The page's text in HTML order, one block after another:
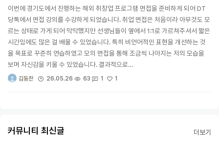
이번에 경기도에서 진행하는 해외 취창업 프로그램 면접을 준비하게 되어 DT
당톡에서 면접 강의를 수강하게 되었습니다. 취업 면접은 처음이라 아무것도 모
르는 상태로 가게 되어 막막했지만 선생님들이 옆에서 1:1로 가르쳐주셔서 짧은
시간임에도 많은 걸 배울 수 있었습니다. 특히 비언어적인 표현을 개선하는 것
을 목표로 꾸준히 연습하였고 모의 면접을 통해 조금씩 나아지는 저의 모습을
보며 자신감을 키울 수 있었습니다. 결과적으로…
김동찬 26.05.26 63 1 1
커뮤니티 최신글 더보기